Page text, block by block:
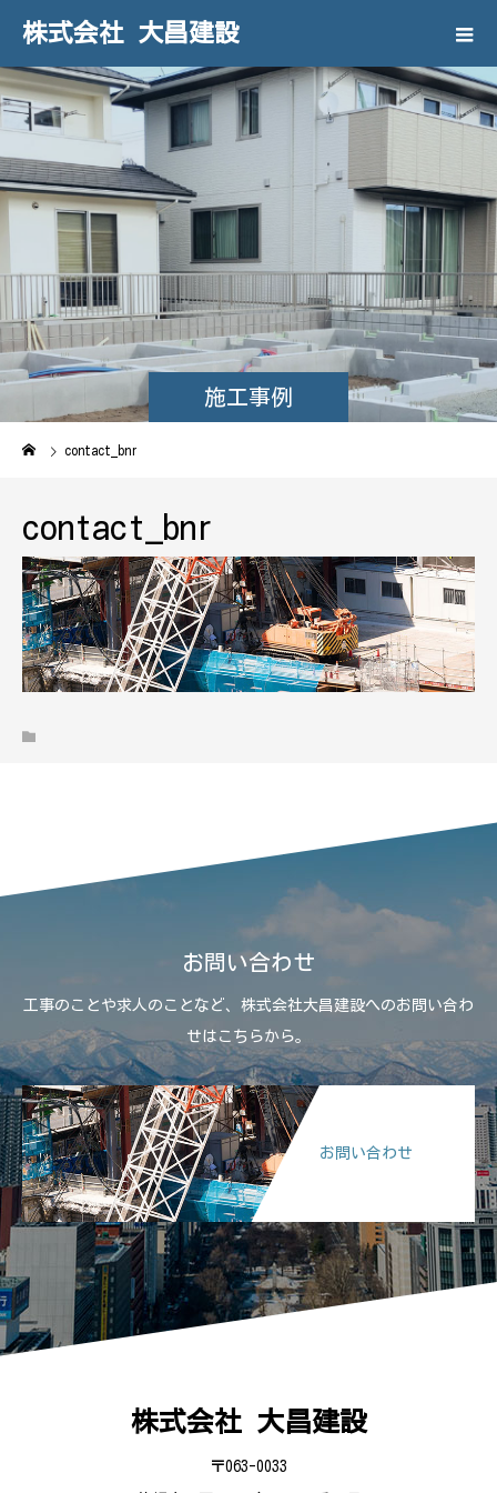
株式会社 大昌建設
施工事例
contact_bnr
contact_bnr
お問い合わせ
工事のことや求人のことなど、株式会社大昌建設へのお問い合わ
せはこちらから。
お問い合わせ
株式会社 大昌建設
〒063-0033